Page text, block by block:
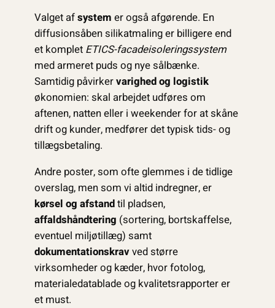
Valget afsystem er også afgørende. En
diffusionsåben silikatmaling er billigere end
et komplet ETICS-facadeisolerings­system
med armeret puds og nye sålbænke.
Samtidig påvirkervarighed og logistik
økonomien: skal arbejdet udføres om
aftenen, natten eller i weekender for at skåne
drift og kunder, medfører det typisk tids- og
tillægsbetaling.
Andre poster, som ofte glemmes i de tidlige
overslag, men som vi altid indregner, er
kørsel og afstandtil pladsen,
affaldshåndtering (sortering, bortskaffelse,
eventuel miljøtillæg) samt
dokumentationskravved større
virksomheder og kæder, hvor fotolog,
materialedatablade og kvalitetsrapporter er
et must.